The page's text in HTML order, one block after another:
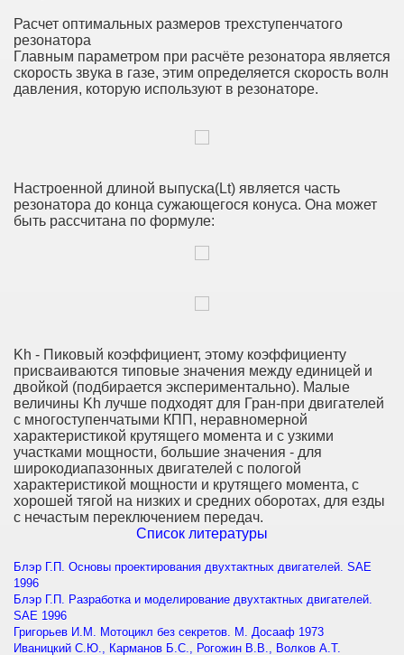
Расчет оптимальных размеров трехступенчатого
резонатора
Главным параметром при расчёте резонатора является
скорость звука в газе, этим определяется скорость волн
давления, которую используют в резонаторе.
Настроенной длиной выпуска(Lt) является часть
резонатора до конца сужающегося конуса. Она может
быть рассчитана по формуле:
Kh - Пиковый коэффициент, этому коэффициенту
присваиваются типовые значения между единицей и
двойкой (подбирается экспериментально). Малые
величины Kh лучше подходят для Гран-при двигателей
с многоступенчатыми КПП, неравномерной
характеристикой крутящего момента и с узкими
участками мощности, большие значения - для
широкодиапазонных двигателей с пологой
характеристикой мощности и крутящего момента, с
хорошей тягой на низких и средних оборотах, для езды
с нечастым переключением передач.
Список литературы
Блэр Г.П. Основы проектирования двухтактных двигателей. SAE
1996
Блэр Г.П. Разработка и моделирование двухтактных двигателей.
SAE 1996
Григорьев И.М. Мотоцикл без секретов. М. Досааф 1973
Иваницкий С.Ю., Карманов Б.С., Рогожин В.В., Волков А.Т.